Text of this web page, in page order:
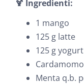
🍹 Ingredienti:
1 mango
125 g latte
125 g
Menta q.b.